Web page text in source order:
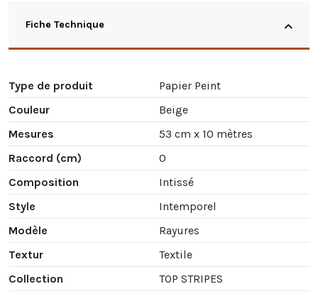
Fiche Technique
Type de produit
Papier Peint
Couleur
Beige
Mesures
53 cm x 10 mètres
Raccord (cm)
0
Composition
Intissé
Style
Intemporel
Modèle
Rayures
Textur
Textile
Collection
TOP STRIPES